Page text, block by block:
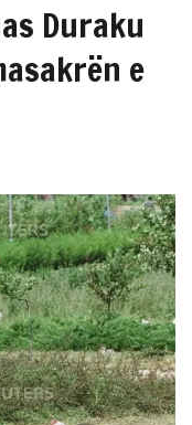
Duraku
e